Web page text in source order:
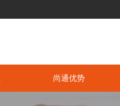
尚通优势